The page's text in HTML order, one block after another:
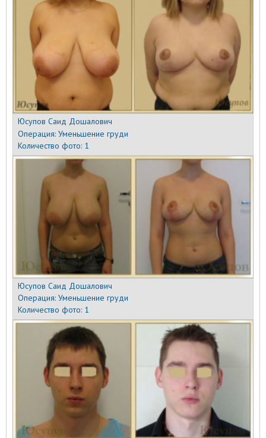
Юсупов Саид Дошалович
Операция:Уменьшение груди
Количество фото: 1
Юсупов Саид Дошалович
Операция:Уменьшение груди
Количество фото: 1